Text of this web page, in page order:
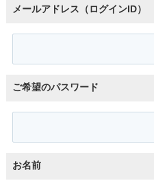
メールアドレス（ログインID）
ご希望のパスワード
お名前